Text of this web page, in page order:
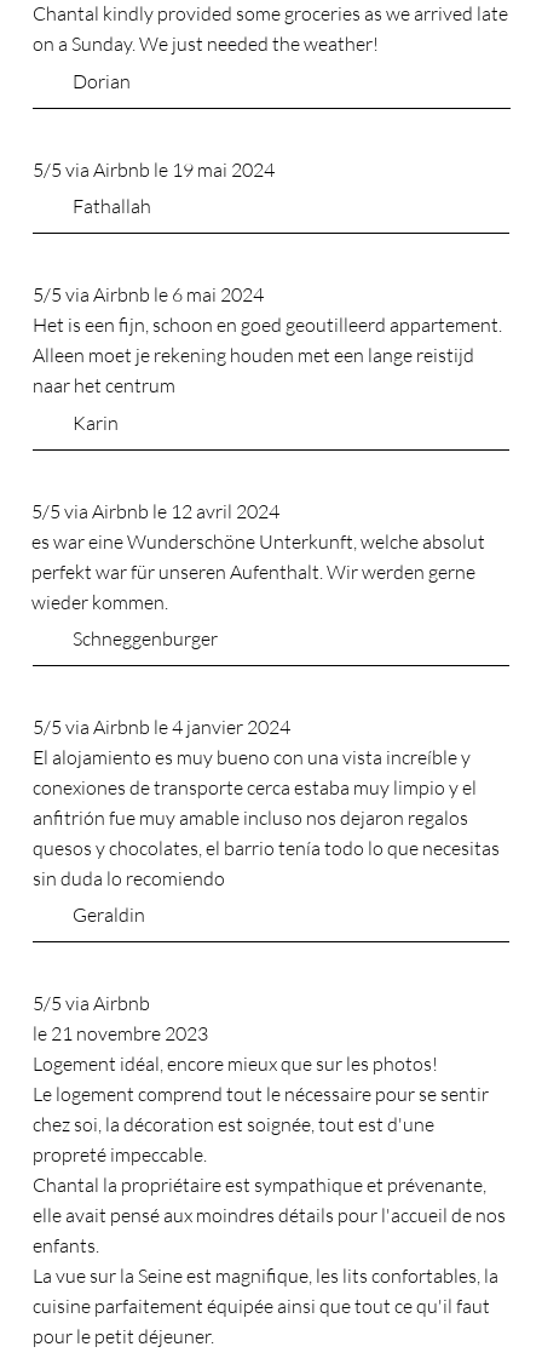
Chantal kindly provided some groceries as we arrived late
on a Sunday. We just needed the weather!
Dorian
5/5 via Airbnb le 19 mai 2024
Fathallah
5/5 via Airbnb le 6 mai 2024
Het is een fijn, schoon en goed geoutilleerd appartement.
Alleen moet je rekening houden met een lange reistijd
naar het centrum
Karin
5/5 via Airbnb le 12 avril 2024
es war eine Wunderschöne Unterkunft, welche absolut
perfekt war für unseren Aufenthalt. Wir werden gerne
wieder kommen.
Schneggenburger
5/5 via Airbnb le 4 janvier 2024
El alojamiento es muy bueno con una vista increíble y
conexiones de transporte cerca estaba muy limpio y el
anfitrión fue muy amable incluso nos dejaron regalos
quesos y chocolates, el barrio tenía todo lo que necesitas
sin duda lo recomiendo
Geraldin
5/5 via Airbnb
le 21 novembre 2023
Logement idéal, encore mieux que sur les photos!
Le logement comprend tout le nécessaire pour se sentir
chez soi, la décoration est soignée, tout est d'une
propreté impeccable.
Chantal la propriétaire est sympathique et prévenante,
elle avait pensé aux moindres détails pour l'accueil de nos
enfants.
La vue sur la Seine est magnifique, les lits confortables, la
cuisine parfaitement équipée ainsi que tout ce qu'il faut
pour le petit déjeuner.